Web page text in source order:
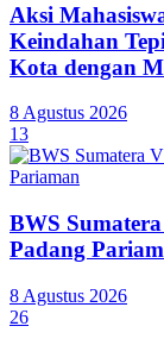
Aksi
Keindahan
Kota dengan
8 Agustus 2026
13
BWS
Padang
8 Agustus 2026
26